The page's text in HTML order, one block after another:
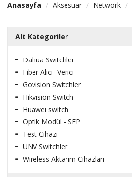
Anasayfa Aksesuar Network
Alt Kategoriler
Dahua Switchler
Fiber Alıcı -Verici
Govision Switchler
Hikvision Switch
Huaweı switch
Optik Modül - SFP
Test Cihazı
UNV Switchler
Wireless Aktarım Cihazları